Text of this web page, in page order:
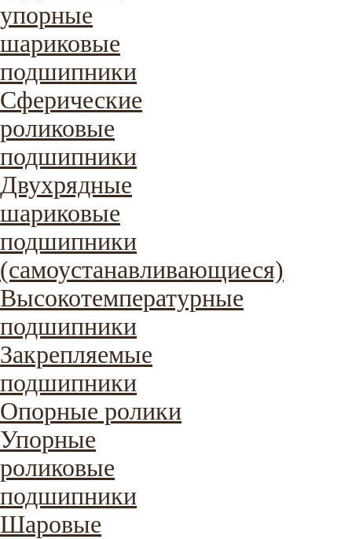
упорные
шариковые
подшипники
Сферические
роликовые
подшипники
Двухрядные
шариковые
подшипники
(самоустанавливающиеся)
Высокотемпературные
подшипники
Закрепляемые
подшипники
Опорные ролики
Упорные
роликовые
подшипники
Шаровые